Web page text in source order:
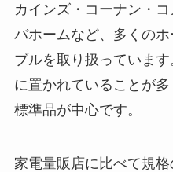
カインズ・コーナン・
バホームなど、多くの
ブルを取り扱っていま
に置かれていることが多
標準品が中心です。
家電量販店に比べて規